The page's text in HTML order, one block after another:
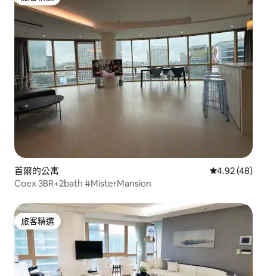
首爾的公寓 從 48 則評價
4.92 (48)
Coex 3BR+2bath #MisterMansion
旅客精選
旅客精選